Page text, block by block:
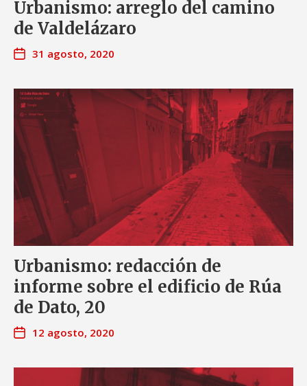
Urbanismo: arreglo del camino
de Valdelázaro
31 agosto, 2020
Urbanismo: redacción de
informe sobre el edificio de Rúa
de Dato, 20
12 agosto, 2020